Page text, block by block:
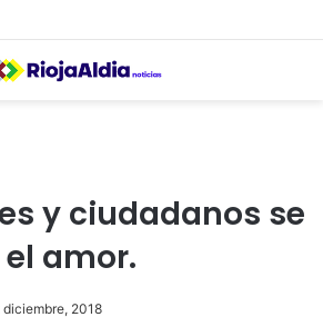
y ciudadanos se
amor.
diciembre, 2018